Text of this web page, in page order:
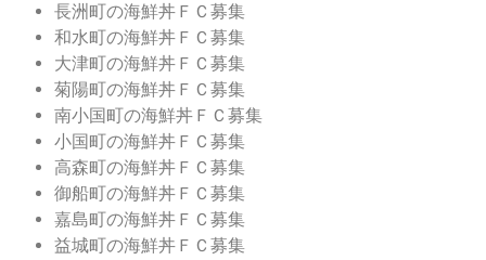
長洲町の海鮮丼ＦＣ募集
和水町の海鮮丼ＦＣ募集
大津町の海鮮丼ＦＣ募集
菊陽町の海鮮丼ＦＣ募集
南小国町の海鮮丼ＦＣ募集
小国町の海鮮丼ＦＣ募集
高森町の海鮮丼ＦＣ募集
御船町の海鮮丼ＦＣ募集
嘉島町の海鮮丼ＦＣ募集
益城町の海鮮丼ＦＣ募集